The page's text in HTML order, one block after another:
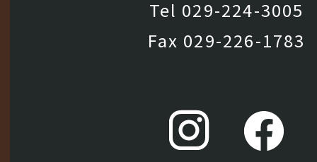
Tel 029-224-3005
Fax 029-226-1783